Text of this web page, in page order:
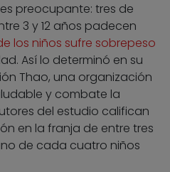
preocupante: tres de
3 y 12 años padecen
de los niños sufre sobrepeso
Así lo determinó en su
Thao, una organización
y combate la
del estudio califican
en la franja de entre tres
de cada cuatro niños